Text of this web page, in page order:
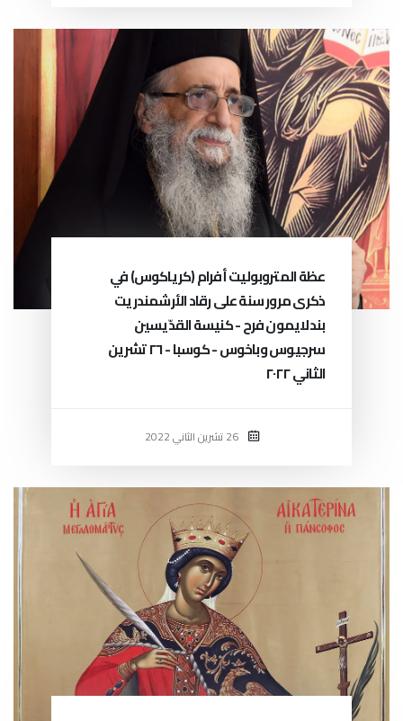
عظة المتروبوليت أفرام (كرياكوس) في
ذكرى مرور سنة على رقاد الأرشمندريت
بندلايمون فرح - كنيسة القدّيسين
سرجيوس وباخوس - كوسبا - ٢٦ تشرين
الثاني ٢٠٢٢
26 تشرين الثاني 2022